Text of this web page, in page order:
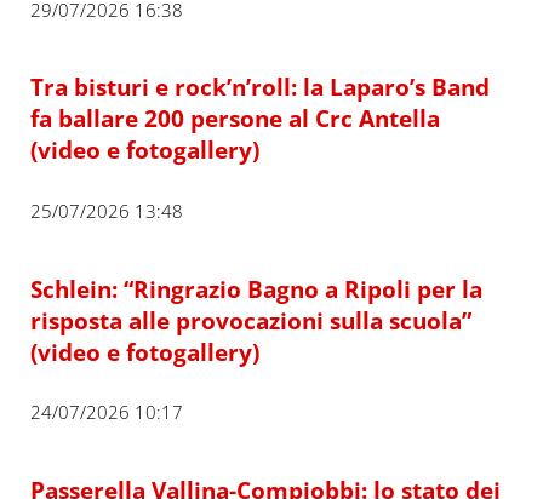
29/07/2026 16:38
Tra bisturi e rock’n’roll: la Laparo’s Band
fa ballare 200 persone al Crc Antella
(video e fotogallery)
25/07/2026 13:48
Schlein: “Ringrazio Bagno a Ripoli per la
risposta alle provocazioni sulla scuola”
(video e fotogallery)
24/07/2026 10:17
Passerella Vallina-Compiobbi: lo stato dei